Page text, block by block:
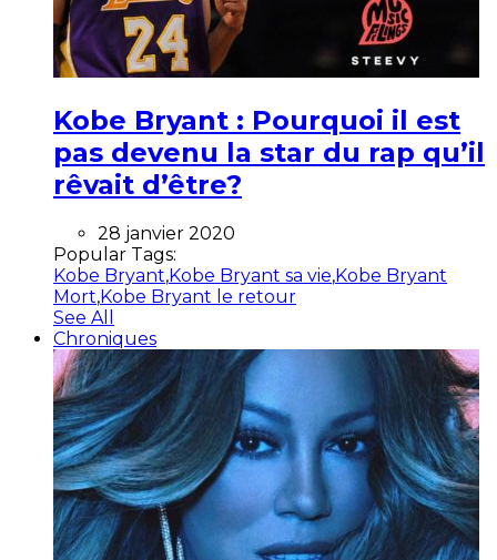
Kobe Bryant : Pourquoi il est
pas devenu la star du rap qu’il
rêvait d’être?
28 janvier 2020
Popular Tags:
Kobe Bryant,Kobe Bryant sa vie,Kobe Bryant
Mort,Kobe Bryant le retour
See All
Chroniques